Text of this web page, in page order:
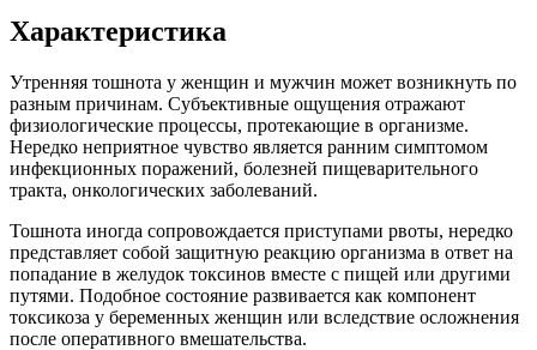
Характеристика
Утренняя тошнота у женщин и мужчин может возникнуть по
разным причинам. Субъективные ощущения отражают
физиологические процессы, протекающие в организме.
Нередко неприятное чувство является ранним симптомом
инфекционных поражений, болезней пищеварительного
тракта, онкологических заболеваний.
Тошнота иногда сопровождается приступами рвоты, нередко
представляет собой защитную реакцию организма в ответ на
попадание в желудок токсинов вместе с пищей или другими
путями. Подобное состояние развивается как компонент
токсикоза у беременных женщин или вследствие осложнения
после оперативного вмешательства.